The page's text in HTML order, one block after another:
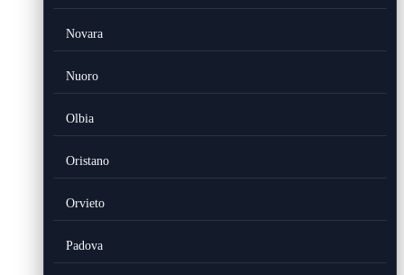
Novara
Nuoro
Olbia
Oristano
Orvieto
Padova